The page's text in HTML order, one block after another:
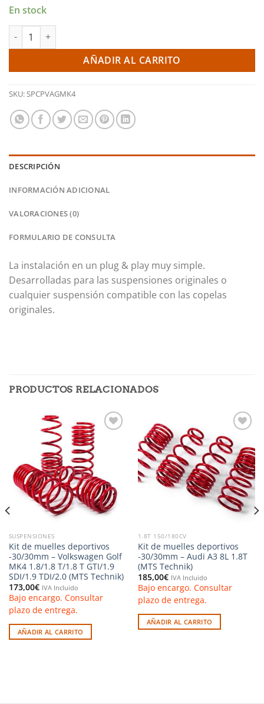
En stock
Copelas regulables - Grupo VAG Leon Mk1/A3 Mk1/Golf Mk4
AÑADIR AL CARRITO
SKU: SPCPVAGMK4
DESCRIPCIÓN
INFORMACIÓN ADICIONAL
VALORACIONES (0)
FORMULARIO DE CONSULTA
La instalación en un plug & play muy simple.
Desarrolladas para las suspensiones originales o
cualquier suspensión compatible con las copelas
originales.
PRODUCTOS RELACIONADOS
SUSPENSIONES
Kit de muelles deportivos
-30/30mm – Volkswagen Golf
MK4 1.8/1.8 T/1.8 T GTI/1.9
SDI/1.9 TDI/2.0 (MTS Technik)
173,00€ IVA Incluido
Bajo encargo. Consultar
plazo de entrega.
AÑADIR AL CARRITO
Añadir
a la
lista de
deseos
1.8T 150/180CV
Kit de muelles deportivos
-30/30mm – Audi A3 8L 1.8T
(MTS Technik)
185,00€ IVA Incluido
Bajo encargo. Consultar
plazo de entrega.
AÑADIR AL CARRITO